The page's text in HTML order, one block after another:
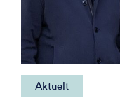
Aktuelt